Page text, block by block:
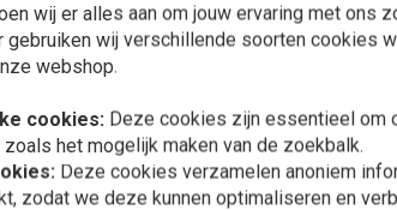
duurzaamheid tijdens zware werkdagen. De relaxte
werkomgevingen.
wij er alles aan om jouw ervaring met ons
gebruiken wij verschillende soorten cookies
webshop.
cookies: Deze cookies zijn essentieel om
het mogelijk maken van de zoekbalk.
Deze cookies verzamelen anoniem
zodat we deze kunnen optimaliseren en